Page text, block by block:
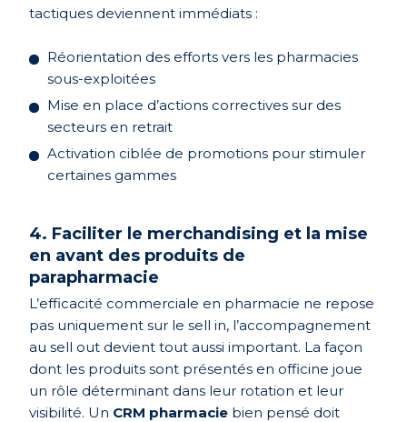
tactiques deviennent immédiats :
Réorientation des efforts vers les pharmacies
sous-exploitées
Mise en place d’actions correctives sur des
secteurs en retrait
Activation ciblée de promotions pour stimuler
certaines gammes
4. Faciliter le merchandising et la mise
en avant des produits de
parapharmacie
L’efficacité commerciale en pharmacie ne repose
pas uniquement sur le sell in, l’accompagnement
au sell out devient tout aussi important. La façon
dont les produits sont présentés en officine joue
un rôle déterminant dans leur rotation et leur
visibilité. Un CRM pharmacie bien pensé doit